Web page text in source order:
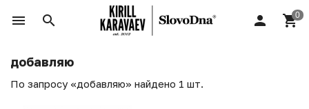
добавляю
По запросу «добавляю» найдено 1 шт.